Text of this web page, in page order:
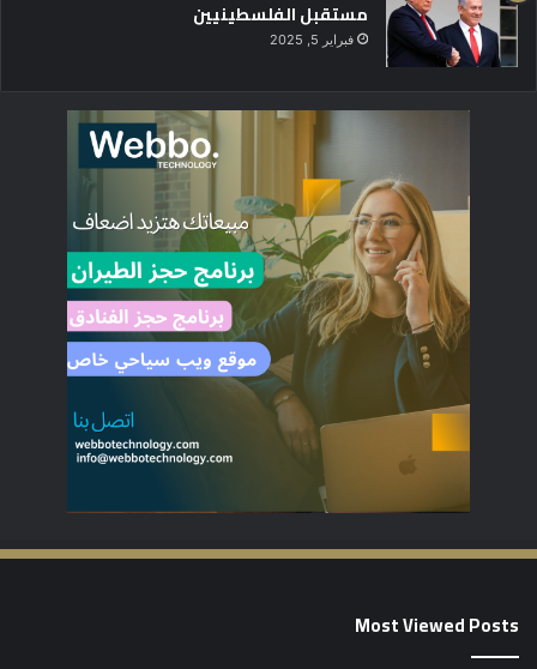
مستقبل الفلسطينيين
فبراير 5, 2025
Most Viewed Posts